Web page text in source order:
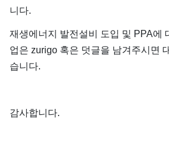
니다.
재생에너지 발전설비 도입 및 PPA에
업은 zurigo 혹은 덧글을 남겨주시면
습니다.
감사합니다.